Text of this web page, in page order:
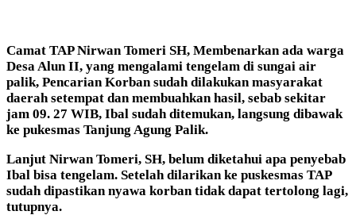
Camat TAP Nirwan Tomeri SH, Membenarkan ada warga
Desa Alun II, yang mengalami tengelam di sungai air
palik, Pencarian Korban sudah dilakukan masyarakat
daerah setempat dan membuahkan hasil, sebab sekitar
jam 09. 27 WIB, Ibal sudah ditemukan, langsung dibawak
ke pukesmas Tanjung Agung Palik.
Lanjut Nirwan Tomeri, SH, belum diketahui apa penyebab
Ibal bisa tengelam. Setelah dilarikan ke puskesmas TAP
sudah dipastikan nyawa korban tidak dapat tertolong lagi,
tutupnya.